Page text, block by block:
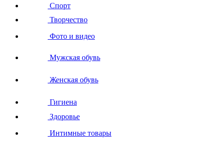
Спорт
Творчество
Фото и видео
Мужская обувь
Женская обувь
Гигиена
Здоровье
Интимные товары